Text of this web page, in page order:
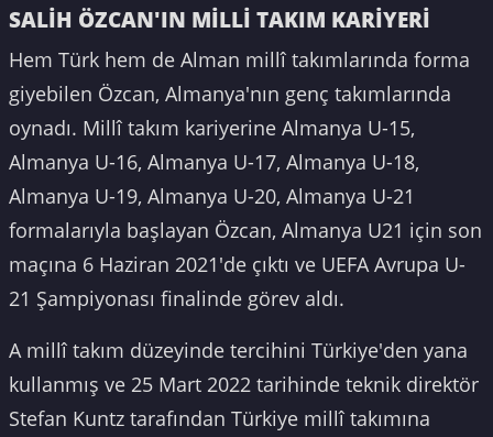
SALİH ÖZCAN'IN MİLLİ TAKIM KARİYERİ
Hem Türk hem de Alman millî takımlarında forma
giyebilen Özcan, Almanya'nın genç takımlarında
oynadı. Millî takım kariyerine Almanya U-15,
Almanya U-16, Almanya U-17, Almanya U-18,
Almanya U-19, Almanya U-20, Almanya U-21
formalarıyla başlayan Özcan, Almanya U21 için son
maçına 6 Haziran 2021'de çıktı ve UEFA Avrupa U-
21 Şampiyonası finalinde görev aldı.
A millî takım düzeyinde tercihini Türkiye'den yana
kullanmış ve 25 Mart 2022 tarihinde teknik direktör
Stefan Kuntz tarafından Türkiye millî takımına